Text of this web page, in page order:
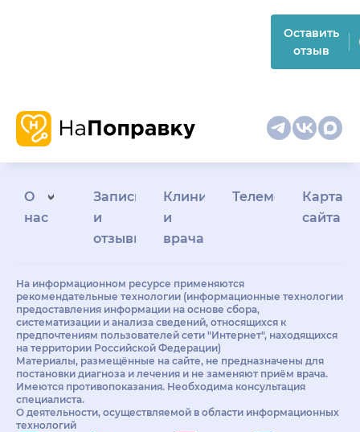
Оставить
отзыв
О
нас
Запись
и
отзывы
Клиникам
и
врачам
Телемедицина
Карта
сайта
На информационном ресурсе применяются
рекомендательные технологии (информационные технологии
предоставления информации на основе сбора,
систематизации и анализа сведений, относящихся к
предпочтениям пользователей сети "Интернет", находящихся
на территории Российской Федерации)
Материалы, размещённые на сайте, не предназначены для
постановки диагноза и лечения и не заменяют приём врача.
Имеются противопоказания. Необходима консультация
специалиста.
О деятельности, осуществляемой в области информационных
технологий